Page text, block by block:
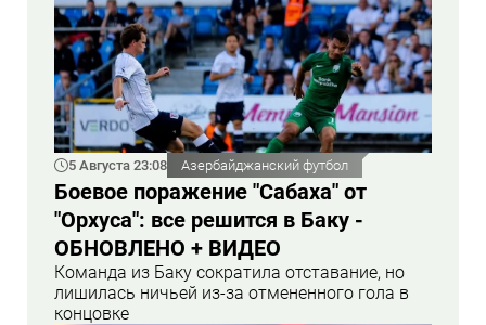
5 Августа 23:08 Азербайджанский футбол
Боевое поражение "Сабаха" от
"Орхуса": все решится в Баку -
ОБНОВЛЕНО + ВИДЕО
Команда из Баку сократила отставание, но
лишилась ничьей из-за отмененного гола в
концовке